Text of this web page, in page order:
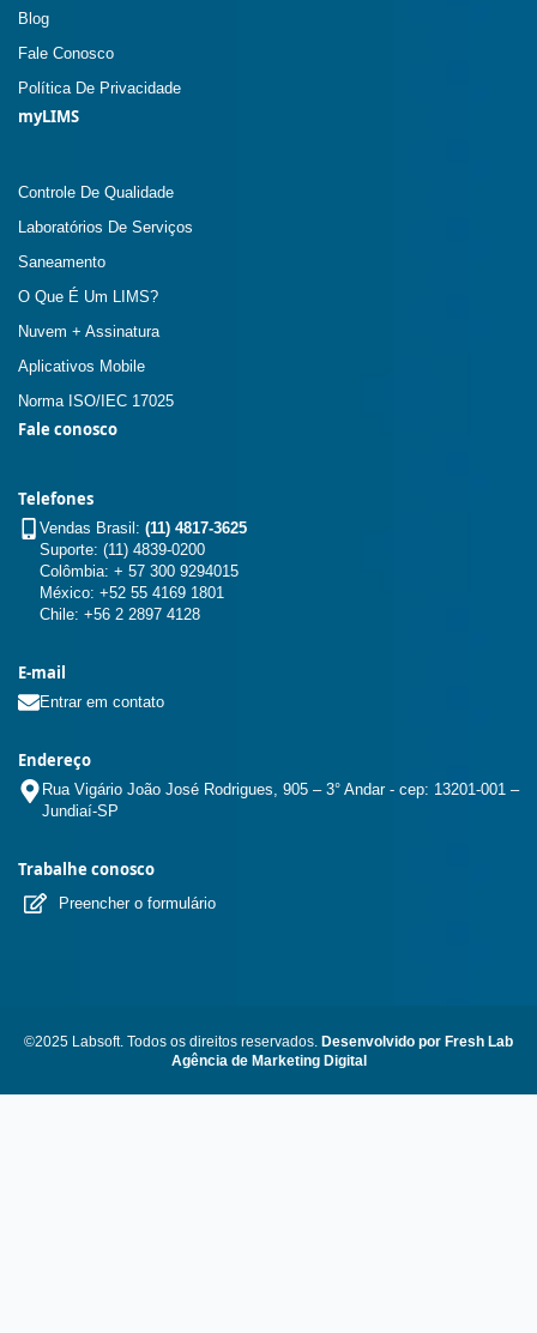
Blog
Fale Conosco
Política De Privacidade
myLIMS
Controle De Qualidade
Laboratórios De Serviços
Saneamento
O Que É Um LIMS?
Nuvem + Assinatura
Aplicativos Mobile
Norma ISO/IEC 17025
Fale conosco
Telefones
Vendas Brasil: (11) 4817-3625
Suporte: (11) 4839-0200
Colômbia: + 57 300 9294015
México: +52 55 4169 1801
Chile: +56 2 2897 4128
E-mail
Entrar em contato
Endereço
Rua Vigário João José Rodrigues, 905 – 3° Andar - cep: 13201-001 –
Jundiaí-SP
Trabalhe conosco
Preencher o formulário
©2025 Labsoft. Todos os direitos reservados. Desenvolvido por Fresh Lab
Agência de Marketing Digital